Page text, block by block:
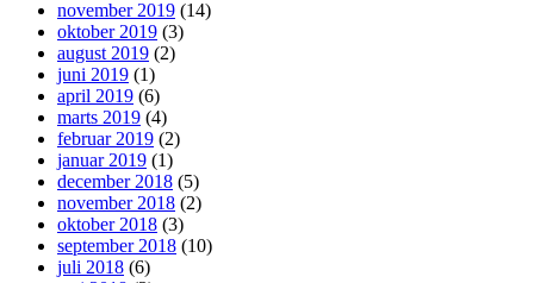
november 2019 (14)
oktober 2019 (3)
august 2019 (2)
juni 2019 (1)
april 2019 (6)
marts 2019 (4)
februar 2019 (2)
januar 2019 (1)
december 2018 (5)
november 2018 (2)
oktober 2018 (3)
september 2018 (10)
juli 2018 (6)